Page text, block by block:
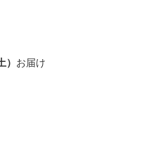
お届け